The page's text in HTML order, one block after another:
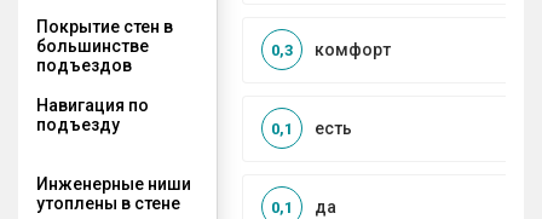
Покрытие стен в
большинстве
подъездов
комфорт
0,3
Навигация по
подъезду
есть
0,1
Инженерные ниши
утоплены в стене
да
0,1